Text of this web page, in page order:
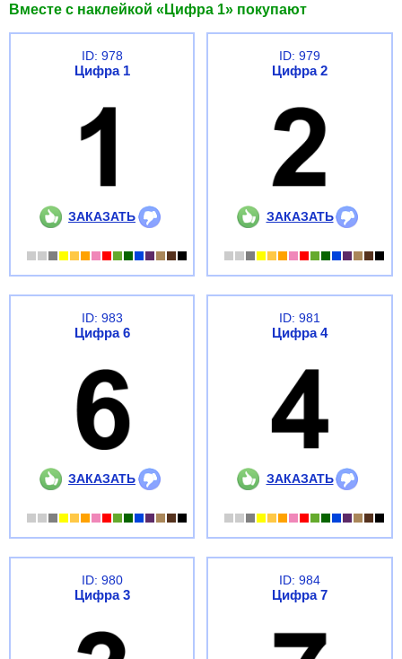
Вместе с наклейкой «Цифра 1» покупают
ID: 978
Цифра 1
ЗАКАЗАТЬ
ID: 979
Цифра 2
ЗАКАЗАТЬ
ID: 983
Цифра 6
ЗАКАЗАТЬ
ID: 981
Цифра 4
ЗАКАЗАТЬ
ID: 980
Цифра 3
ID: 984
Цифра 7